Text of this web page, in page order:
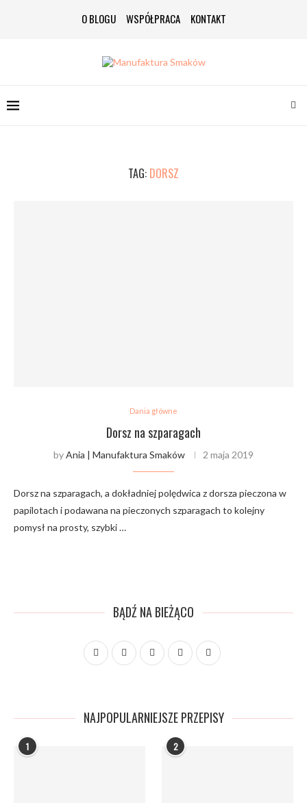
O BLOGU WSPÓŁPRACA KONTAKT
TAG: DORSZ
Dania główne
Dorsz na szparagach
byAnia | Manufaktura Smaków 2 maja 2019
Dorsz na szparagach, a dokładniej polędwica z dorsza pieczona w
papilotach i podawana na pieczonych szparagach to kolejny
pomysł na prosty, szybki …
BĄDŹ NA BIEŻĄCO
NAJPOPULARNIEJSZE PRZEPISY
1 2